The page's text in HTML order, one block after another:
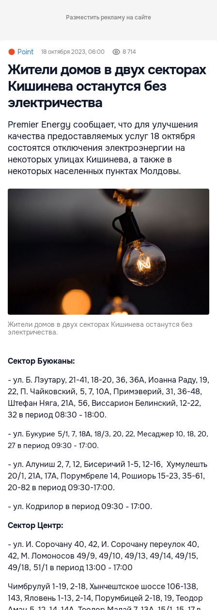
Разместить рекламу на сайте
Point 18 октября 2023, 06:00 8 714
Жители домов в двух секторах
Кишинева останутся без
электричества
Premier Energy сообщает, что для улучшения
качества предоставляемых услуг 18 октября
состоятся отключения электроэнергии на
некоторых улицах Кишинева, а также в
некоторых населенных пунктах Молдовы.
Жители домов в двух секторах Кишинева останутся без
электричества.
Сектор Буюканы:
- ул. Б. Лэутару, 21-41, 18-20, 36, 36А, Иоанна Раду, 19,
22, П. Чайковский, 5, 7, 10А, Примэверий, 31, 36-48,
Штефан Няга, 21А, 56, Виссарион Белинский, 12-22,
32 в период 08:30 - 18:00.
- ул. Букурие 5/1, 7, 18A, 18/3, 20, 22, Месаджер 10, 18, 20,
27 в период 09:30 - 17:00.
- ул. Алуниш 2, 7, 12, Бисеричий 1-5, 12-16, Хумулешть
20/1, 21A, 17A, Порумбреле 14, Рошиорь 15-23, 35-61,
20-82 в период 09:30-17:00.
- ул. Кодрилор в период 09:30 - 17:00.
Сектор Центр:
- ул. И. Сорочану 40, 42, И. Сорочану переулок 40,
42, М. Ломоносов 49/9, 49/10, 49/13, 49/14, 49/15,
49/18, 51/1 в период 13:00 - 17:00
Чимбрулуй 1-19, 2-18, Хынчештское шоссе 106-138,
143, Яловень 1-13, 2-14, Порумбицей 2-18, 19, Теодор